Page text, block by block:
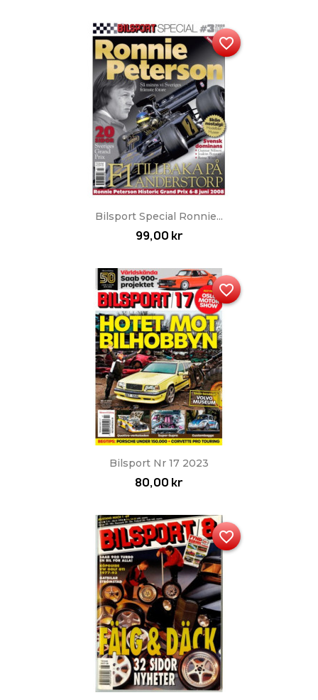
Bilsport Special Ronnie...
99,00 kr
favorite_border
Bilsport Nr 17 2023
80,00 kr
favorite_border
favorite_border